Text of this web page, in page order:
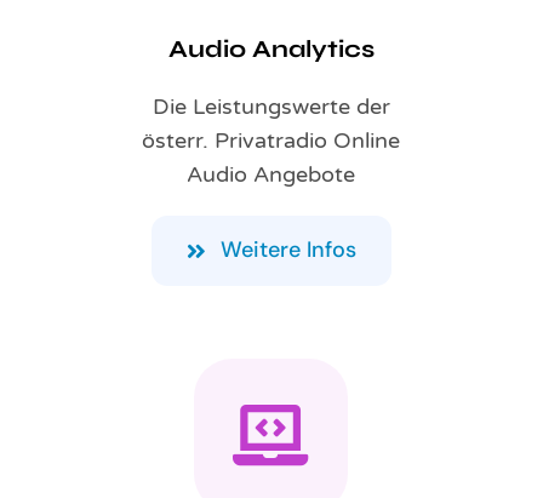
Audio Analytics
Die Leistungswerte der
österr. Privatradio Online
Audio Angebote
Weitere Infos